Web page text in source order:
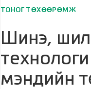
ТОНОГ ТӨХӨӨРӨМЖ
Шинэ,
мэндийн